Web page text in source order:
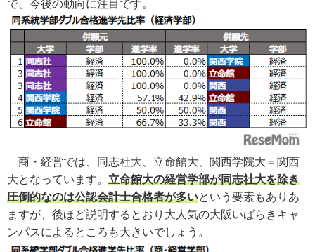
で、今後の動向に注目です。
商・経営では、同志社大、立命館大、関西学院大＝関西
大となっています。 立命館大の経営学部が同志社大を除き
圧倒的なのは公認会計士合格者が多いという要素もありあ
ますが、後ほど説明するとおり大人気の大阪いばらきキャ
ンパスによるところも大きいでしょう。